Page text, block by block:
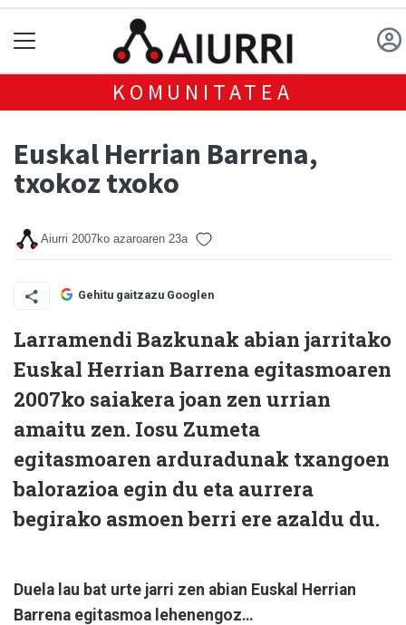
KOMUNITATEA
Euskal Herrian Barrena,
txokoz txoko
Aiurri 2007ko azaroaren 23a
Gehitu gaitzazu Googlen
Larramendi Bazkunak abian jarritako
Euskal Herrian Barrena egitasmoaren
2007ko saiakera joan zen urrian
amaitu zen. Iosu Zumeta
egitasmoaren arduradunak txangoen
balorazioa egin du eta aurrera
begirako asmoen berri ere azaldu du.
Duela lau bat urte jarri zen abian Euskal Herrian
Barrena egitasmoa lehenengoz…